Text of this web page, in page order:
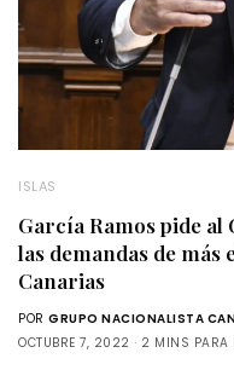
ISLAS
García Ramos pide al
las demandas de más
Canarias
POR GRUPO NACIONALISTA
OCTUBRE 7, 2022
2 MINS PARA